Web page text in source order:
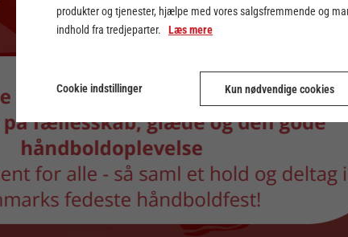
produkter og tjenester, hjælpe med vores salgsfremmende og
indhold fra tredjeparter. Læs mere
Cookie indstillinger Kun nødvendige cookies